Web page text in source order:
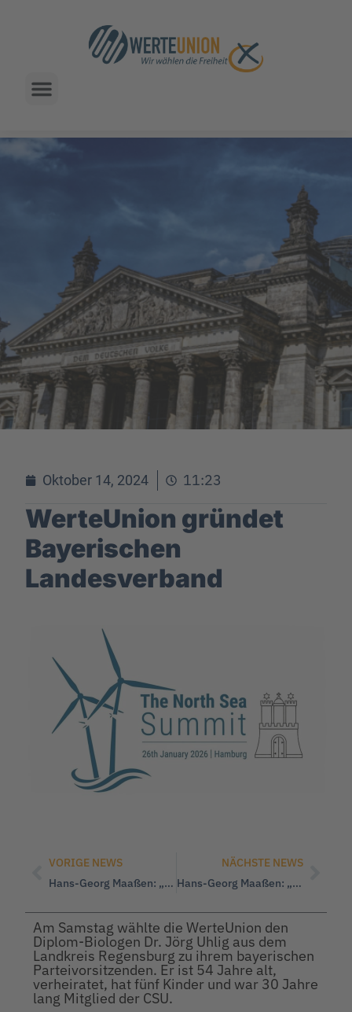
Oktober 14, 2024 11:23
WerteUnion gründet
Bayerischen
Landesverband
VORIGE NEWS
Hans-Georg Maaßen: „Olaf Scholz‘ ‚Rede zur Demokratie‘ ist ein Hohn!“
NÄCHSTE NEWS
Hans-Georg Maaßen: „Asyl- und Sicherheitspaket ist nichts anderes als Ablenkungsmanöver!“
Am Samstag wählte die WerteUnion den
Diplom-Biologen Dr. Jörg Uhlig aus dem
Landkreis Regensburg zu ihrem bayerischen
Parteivorsitzenden. Er ist 54 Jahre alt,
verheiratet, hat fünf Kinder und war 30 Jahre
lang Mitglied der CSU.